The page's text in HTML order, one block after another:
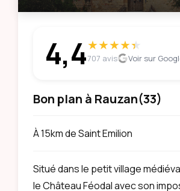
4,4★★★★★
★
707 avis Voir sur
Bon plan à Rauzan(33)
À 15km de Saint Emilion
Situé dans le petit village
le Château Féodal avec son